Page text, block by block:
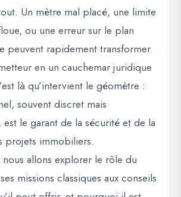
Un mètre mal placé, une limite
ou une erreur sur le plan
peuvent rapidement transformer
en un cauchemar juridique
là qu’intervient le géomètre :
souvent discret mais
est le garant de la sécurité et de la
projets immobiliers.
allons explorer le rôle du
missions classiques aux conseils